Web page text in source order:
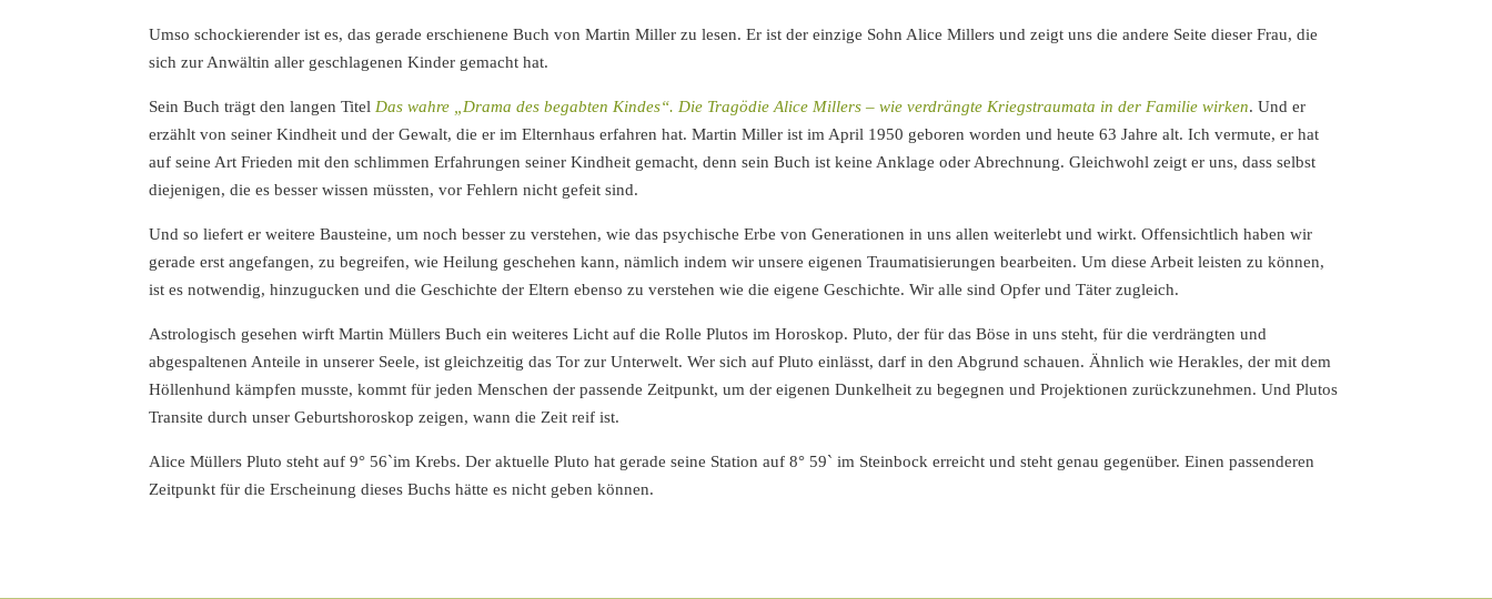
Umso schockierender ist es, das gerade erschienene Buch von Martin Miller zu lesen. Er ist der einzige Sohn Alice Millers und zeigt uns die andere Seite dieser Frau, die
sich zur Anwältin aller geschlagenen Kinder gemacht hat.
Sein Buch trägt den langen Titel Das wahre „Drama des begabten Kindes“. Die Tragödie Alice Millers – wie verdrängte Kriegstraumata in der Familie wirken. Und er
erzählt von seiner Kindheit und der Gewalt, die er im Elternhaus erfahren hat. Martin Miller ist im April 1950 geboren worden und heute 63 Jahre alt. Ich vermute, er hat
auf seine Art Frieden mit den schlimmen Erfahrungen seiner Kindheit gemacht, denn sein Buch ist keine Anklage oder Abrechnung. Gleichwohl zeigt er uns, dass selbst
diejenigen, die es besser wissen müssten, vor Fehlern nicht gefeit sind.
Und so liefert er weitere Bausteine, um noch besser zu verstehen, wie das psychische Erbe von Generationen in uns allen weiterlebt und wirkt. Offensichtlich haben wir
gerade erst angefangen, zu begreifen, wie Heilung geschehen kann, nämlich indem wir unsere eigenen Traumatisierungen bearbeiten. Um diese Arbeit leisten zu können,
ist es notwendig, hinzugucken und die Geschichte der Eltern ebenso zu verstehen wie die eigene Geschichte. Wir alle sind Opfer und Täter zugleich.
Astrologisch gesehen wirft Martin Müllers Buch ein weiteres Licht auf die Rolle Plutos im Horoskop. Pluto, der für das Böse in uns steht, für die verdrängten und
abgespaltenen Anteile in unserer Seele, ist gleichzeitig das Tor zur Unterwelt. Wer sich auf Pluto einlässt, darf in den Abgrund schauen. Ähnlich wie Herakles, der mit dem
Höllenhund kämpfen musste, kommt für jeden Menschen der passende Zeitpunkt, um der eigenen Dunkelheit zu begegnen und Projektionen zurückzunehmen. Und Plutos
Transite durch unser Geburtshoroskop zeigen, wann die Zeit reif ist.
Alice Müllers Pluto steht auf 9° 56`im Krebs. Der aktuelle Pluto hat gerade seine Station auf 8° 59` im Steinbock erreicht und steht genau gegenüber. Einen passenderen
Zeitpunkt für die Erscheinung dieses Buchs hätte es nicht geben können.